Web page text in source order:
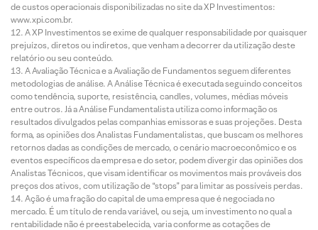
de custos operacionais disponibilizadas no site da XP Investimentos:
www.xpi.com.br.
A XP Investimentos se exime de qualquer responsabilidade por quaisquer
prejuízos, diretos ou indiretos, que venham a decorrer da utilização deste
relatório ou seu conteúdo.
A Avaliação Técnica e a Avaliação de Fundamentos seguem diferentes
metodologias de análise. A Análise Técnica é executada seguindo conceitos
como tendência, suporte, resistência, candles, volumes, médias móveis
entre outros. Já a Análise Fundamentalista utiliza como informação os
resultados divulgados pelas companhias emissoras e suas projeções. Desta
forma, as opiniões dos Analistas Fundamentalistas, que buscam os melhores
retornos dadas as condições de mercado, o cenário macroeconômico e os
eventos específicos da empresa e do setor, podem divergir das opiniões dos
Analistas Técnicos, que visam identificar os movimentos mais prováveis dos
preços dos ativos, com utilização de “stops” para limitar as possíveis perdas.
Ação é uma fração do capital de uma empresa que é negociada no
mercado. É um título de renda variável, ou seja, um investimento no qual a
rentabilidade não é preestabelecida, varia conforme as cotações de